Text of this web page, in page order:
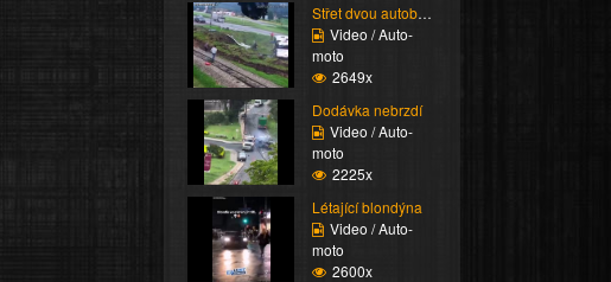
Střet dvou autobusů
Video / Auto-
moto
2649x
Dodávka nebrzdí
Video / Auto-
moto
2225x
Létající blondýna
Video / Auto-
moto
2600x